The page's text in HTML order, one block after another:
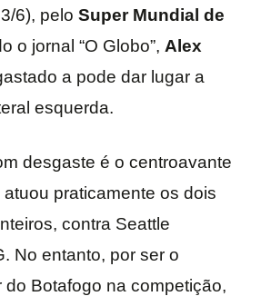
6), pelo Super Mundial de
o jornal “O Globo”, Alex
a pode dar lugar a
esquerda.
desgaste é o centroavante
atuou praticamente os dois
contra Seattle
No entanto, por ser o
do Botafogo na competição,